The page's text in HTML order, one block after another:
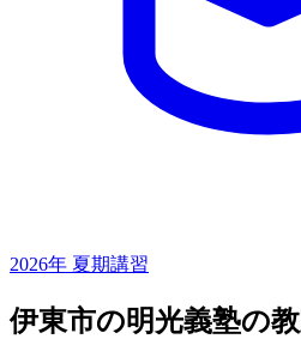
2026年 夏期講習
伊東市の明光義塾の